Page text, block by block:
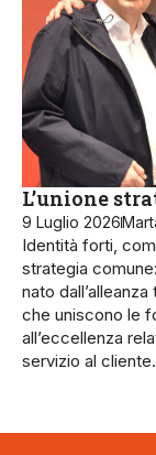
L’unione
9 Luglio 2026
Identità forti,
strategia
nato
che uniscono le
all’eccellenza
servizio al cliente.